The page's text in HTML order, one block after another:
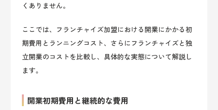
くありません。
ここでは、フランチャイズ加盟における開業にかかる初
期費用とランニングコスト、さらにフランチャイズと独
立開業のコストを比較し、具体的な実態について解説し
ます。
開業初期費用と継続的な費用